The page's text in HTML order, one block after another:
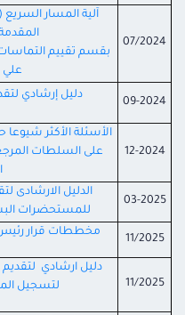
07/2024
بقسم تقييم التماسات
علي
09-2024
دليل إرشادي
12-2024
الأسئلة الأكثر شيوعا
على السلطات
03-2025
الدليل الارشادى
للمستحضرات
11/2025
مخططات قرار رئيس الهيئة
11/2025
لتسجيل